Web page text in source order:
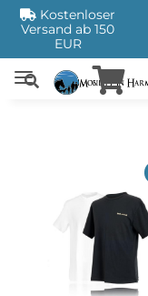
Kostenloser
Versand ab 150
EUR